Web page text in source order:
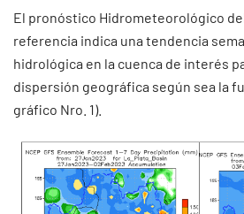
El pronóstico Hidrometeorológico
referencia indica una tendencia
hidrológica en la cuenca de interés
dispersión geográfica según sea la
gráfico Nro. 1).